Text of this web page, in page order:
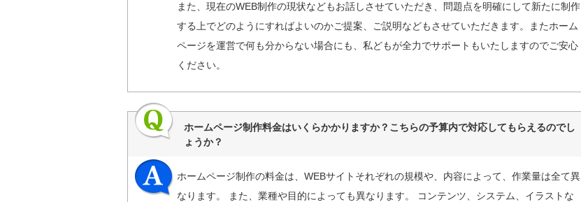
また、現在のWEB制作の現状などもお話しさせていただき、問題点を明確にして新たに制作
する上でどのようにすればよいのかご提案、ご説明などもさせていただきます。またホーム
ページを運営で何も分からない場合にも、私どもが全力でサポートもいたしますのでご安心
ください。
ホームページ制作料金はいくらかかりますか？こちらの予算内で対応してもらえるのでし
ょうか？
ホームページ制作の料金は、WEBサイトそれぞれの規模や、内容によって、作業量は全て異
なります。 また、業種や目的によっても異なります。 コンテンツ、システム、イラストな